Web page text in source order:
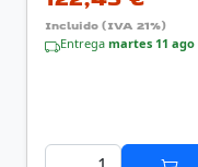
Incluido (IVA 21%)
Entrega martes 11 ago